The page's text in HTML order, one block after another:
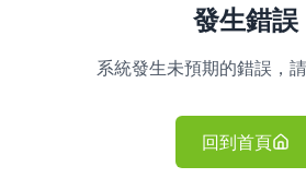
發生錯誤
系統發生未預期的錯誤，請
回到首頁